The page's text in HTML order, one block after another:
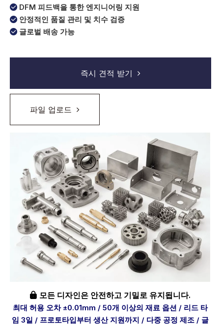
 DFM 피드백을 통한 엔지니어링 지원
 안정적인 품질 관리 및 치수 검증
 글로벌 배송 가능
즉시 견적 받기
파일 업로드
 모든 디자인은 안전하고 기밀로 유지됩니다.
최대 허용 오차 ±0.01mm / 50개 이상의 재료 옵션 / 리드 타
임 3일 / 프로토타입부터 생산 지원까지 / 다중 공정 제조 / 글